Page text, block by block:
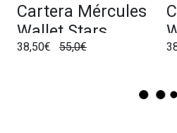
Cartera Mércules
Wallet Stars
Cognac
38,50€ 55,0€